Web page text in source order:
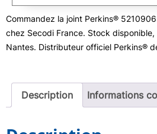
Commandez la joint Perkins®
chez Secodi France. Stock
Nantes. Distributeur officiel Perkins®
Description Informations